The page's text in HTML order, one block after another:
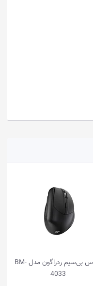
ماوس بی‌سیم ردراگون مدل BM-
4033